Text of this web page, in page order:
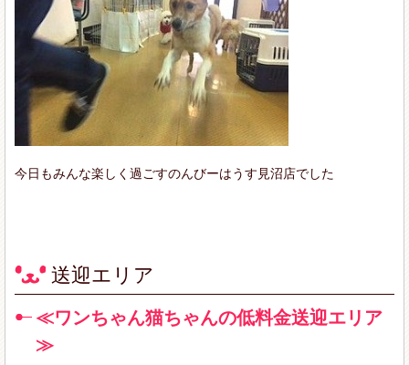
今日もみんな楽しく過ごすのんびーはうす見沼店でした
送迎エリア
≪ワンちゃん猫ちゃんの低料金送迎エリア
≫